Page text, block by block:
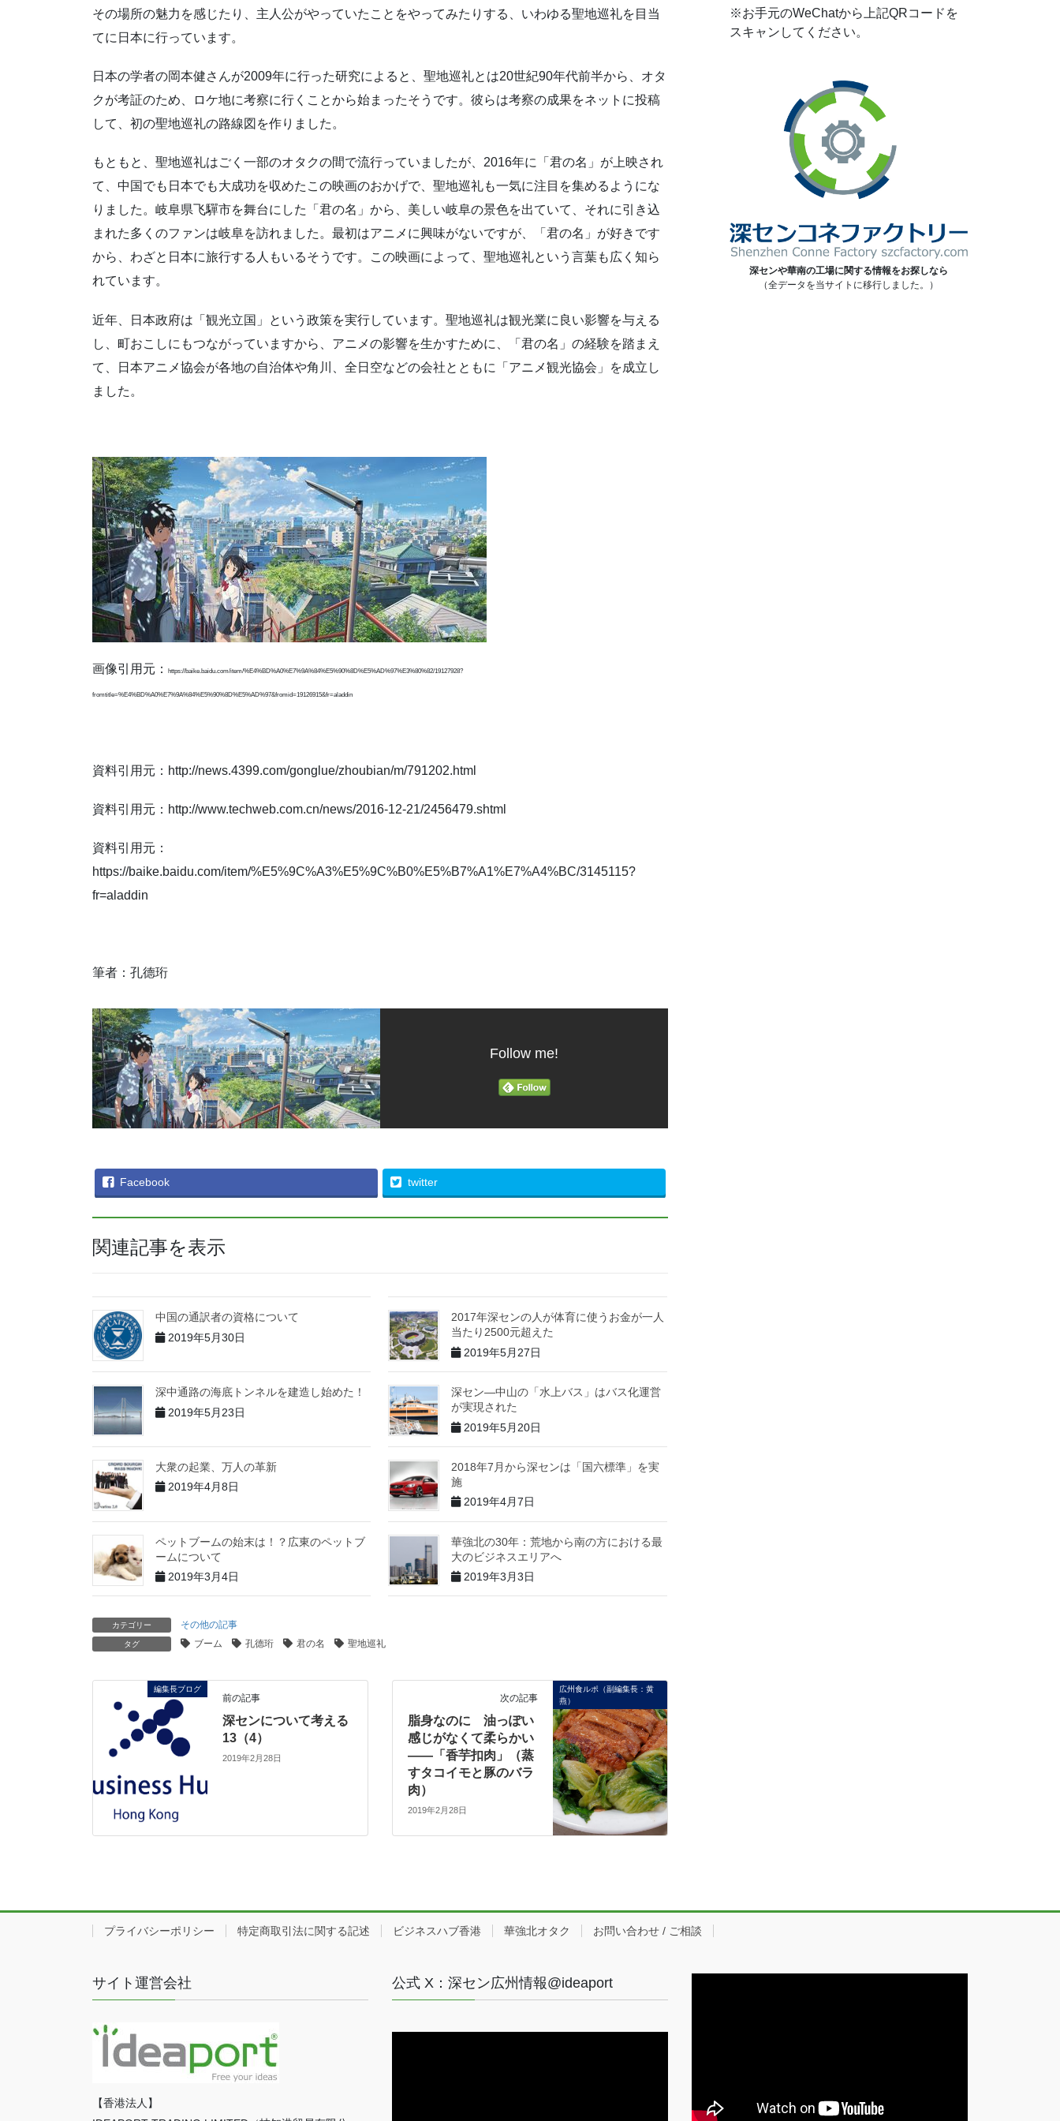
その場所の魅力を感じたり、主人公がやっていたことをやってみたりする、いわゆる聖地巡礼を目当
てに日本に行っています。
日本の学者の岡本健さんが2009年に行った研究によると、聖地巡礼とは20世紀90年代前半から、オタ
クが考証のため、ロケ地に考察に行くことから始まったそうです。彼らは考察の成果をネットに投稿
して、初の聖地巡礼の路線図を作りました。
もともと、聖地巡礼はごく一部のオタクの間で流行っていましたが、2016年に「君の名」が上映され
て、中国でも日本でも大成功を収めたこの映画のおかげで、聖地巡礼も一気に注目を集めるようにな
りました。岐阜県飞驒市を舞台にした「君の名」から、美しい岐阜の景色を出ていて、それに引き込
まれた多くのファンは岐阜を訪れました。最初はアニメに興味がないですが、「君の名」が好きです
から、わざと日本に旅行する人もいるそうです。この映画によって、聖地巡礼という言葉も広く知ら
れています。
近年、日本政府は「観光立国」という政策を実行しています。聖地巡礼は観光業に良い影響を与える
し、町おこしにもつながっていますから、アニメの影響を生かすために、「君の名」の経験を踏まえ
て、日本アニメ協会が各地の自治体や角川、全日空などの会社とともに「アニメ観光協会」を成立し
ました。
画像引用元： https://baike.baidu.com/item/%E4%BD%A0%E7%9A%84%E5%90%8D%E5%AD%97%E3%80%82/19127928?
fromtitle=%E4%BD%A0%E7%9A%84%E5%90%8D%E5%AD%97&fromid=19126915&fr=aladdin
資料引用元：http://news.4399.com/gonglue/zhoubian/m/791202.html
資料引用元：http://www.techweb.com.cn/news/2016-12-21/2456479.shtml
資料引用元：
https://baike.baidu.com/item/%E5%9C%A3%E5%9C%B0%E5%B7%A1%E7%A4%BC/3145115?
fr=aladdin
筆者：孔德珩
Follow me!
Facebook twitter
関連記事を表示
中国の通訳者の資格について
2019年5月30日
2017年深センの人が体育に使うお金が一人
当たり2500元超えた
2019年5月27日
深中通路の海底トンネルを建造し始めた！
2019年5月23日
深セン―中山の「水上バス」はバス化運営
が実現された
2019年5月20日
大衆の起業、万人の革新
2019年4月8日
2018年7月から深センは「国六標準」を実
施
2019年4月7日
ペットブームの始末は！？広東のペットブ
ームについて
2019年3月4日
華強北の30年：荒地から南の方における最
大のビジネスエリアへ
2019年3月3日
カテゴリー その他の記事
タグ ブーム 孔德珩 君の名 聖地巡礼
編集長ブログ
前の記事
深センについて考える
13（4）
2019年2月28日
広州食ルポ（副編集長：黄
燕）
次の記事
脂身なのに 油っぽい
感じがなくて柔らかい
――「香芋扣肉」（蒸
すタコイモと豚のバラ
肉）
2019年2月28日
※お手元のWeChatから上記QRコードを
スキャンしてください。
深センや華南の工場に関する情報をお探しなら
（全データを当サイトに移行しました。）
プライバシーポリシー 特定商取引法に関する記述 ビジネスハブ香港 華強北オタク お問い合わせ / ご相談
サイト運営会社
【香港法人】
公式 X：深セン広州情報@ideaport